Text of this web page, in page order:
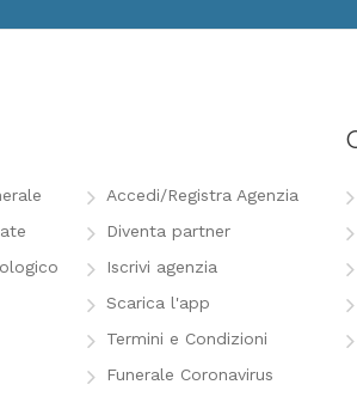
Accedi/Registra Agenzia
Diventa partner
Iscrivi agenzia
Scarica l'app
Termini e Condizioni
Funerale Coronavirus